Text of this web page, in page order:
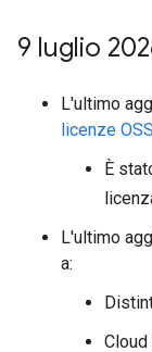
9 luglio
L'ultimo
licenze OSS
È
L'ultimo
a: